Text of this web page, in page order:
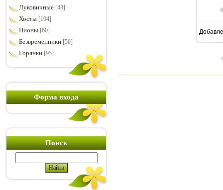
Луковичные [43]
Хосты [104]
Пионы [60]
Безвременники [50]
Горянки [95]
Форма входа
Поиск